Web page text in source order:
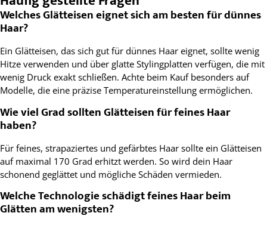
Welches Glätteisen eignet sich am besten für dünnes
Haar?
Ein Glätteisen, das sich gut für dünnes Haar eignet, sollte wenig
Hitze verwenden und über glatte Stylingplatten verfügen, die mit
wenig Druck exakt schließen. Achte beim Kauf besonders auf
Modelle, die eine präzise Temperatureinstellung ermöglichen.
Wie viel Grad sollten Glätteisen für feines Haar
haben?
Für feines, strapaziertes und gefärbtes Haar sollte ein Glätteisen
auf maximal 170 Grad erhitzt werden. So wird dein Haar
schonend geglättet und mögliche Schäden vermieden.
Welche Technologie schädigt feines Haar beim
Glätten am wenigsten?